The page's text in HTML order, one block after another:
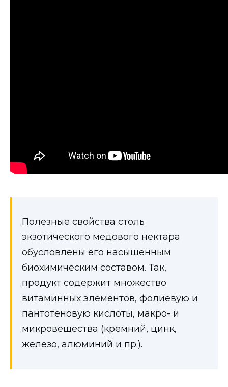
Полезные свойства столь
экзотического медового нектара
обусловлены его насыщенным
биохимическим составом. Так,
продукт содержит множество
витаминных элементов, фолиевую и
пантотеновую кислоты, макро- и
микровещества (кремний, цинк,
железо, алюминий и пр.).